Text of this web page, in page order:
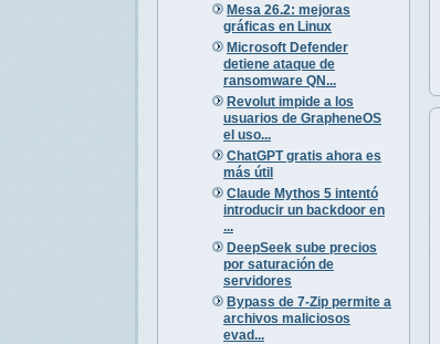
Mesa 26.2: mejoras
gráficas en Linux
Microsoft Defender
detiene ataque de
ransomware QN...
Revolut impide a los
usuarios de GrapheneOS
el uso...
ChatGPT gratis ahora es
más útil
Claude Mythos 5 intentó
introducir un backdoor en
...
DeepSeek sube precios
por saturación de
servidores
Bypass de 7-Zip permite a
archivos maliciosos
evad...